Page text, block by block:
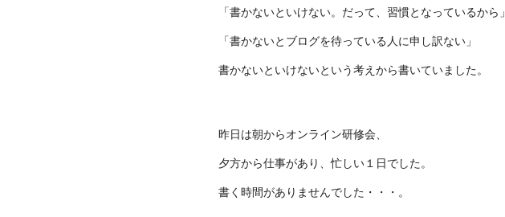
「書かないといけない。だって、習慣となっているから」
「書かないとブログを待っている人に申し訳ない」
書かないといけないという考えから書いていました。
昨日は朝からオンライン研修会、
夕方から仕事があり、忙しい１日でした。
書く時間がありませんでした・・・。